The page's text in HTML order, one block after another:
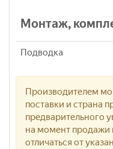
Монтаж,
Подводка
Производителем
поставки и страна
предварительного
на момент продажи
отличаться от